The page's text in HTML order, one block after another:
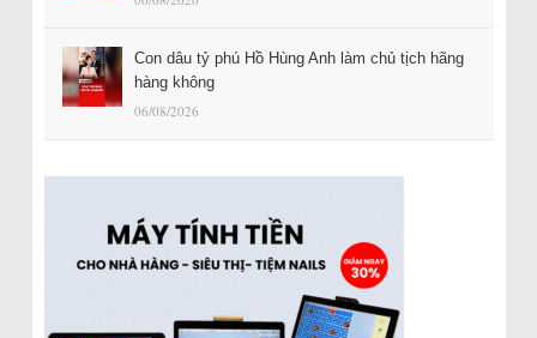
Con dâu tỷ phú Hồ Hùng Anh làm chủ tịch hãng
hàng không
06/08/2026